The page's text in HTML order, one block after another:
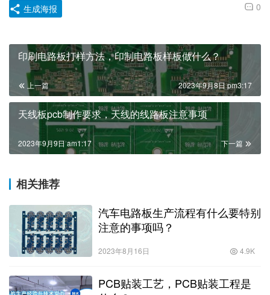
0
生成海报
印刷电路板打样方法，印制电路板样板做什么？
上一篇 2023年9月8日 pm3:17
天线板pcb制作要求，天线的线路板注意事项
下一篇
2023年9月9日 am1:17
相关推荐
汽车电路板生产流程有什么要特别
注意的事项吗？
2023年8月16日 4.9K
PCB贴装工艺，PCB贴装工程是